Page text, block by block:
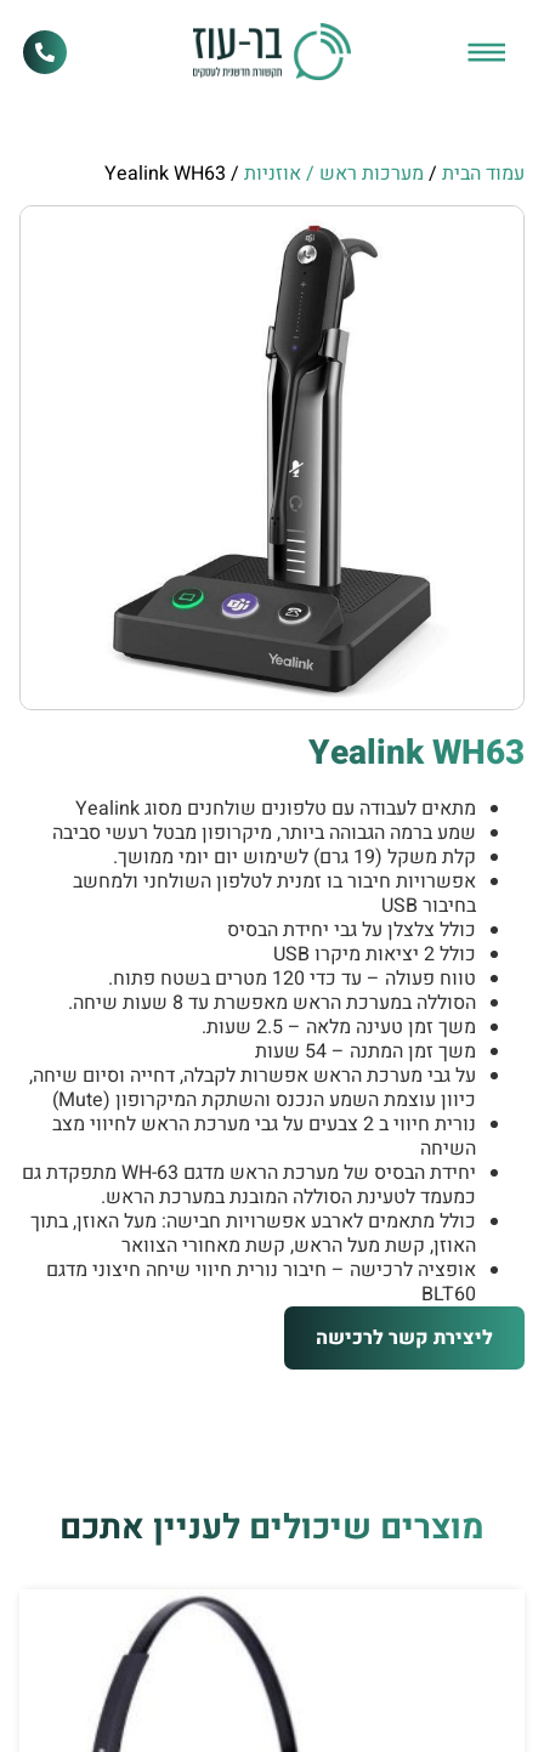
עמוד הבית / מערכות ראש / אוזניות / Yealink WH63
Yealink WH63
מתאים לעבודה עם טלפונים שולחנים מסוג Yealink
שמע ברמה הגבוהה ביותר, מיקרופון מבטל רעשי סביבה
קלת משקל (19 גרם) לשימוש יום יומי ממושך.
אפשרויות חיבור בו זמנית לטלפון השולחני ולמחשב
בחיבור USB
כולל צלצלן על גבי יחידת הבסיס
כולל 2 יציאות מיקרו USB
טווח פעולה – עד כדי 120 מטרים בשטח פתוח.
הסוללה במערכת הראש מאפשרת עד 8 שעות שיחה.
משך זמן טעינה מלאה – 2.5 שעות.
משך זמן המתנה – 54 שעות
על גבי מערכת הראש אפשרות לקבלה, דחייה וסיום שיחה,
כיוון עוצמת השמע הנכנס והשתקת המיקרופון (Mute)
נורית חיווי ב 2 צבעים על גבי מערכת הראש לחיווי מצב
השיחה
יחידת הבסיס של מערכת הראש מדגם WH-63 מתפקדת גם
כמעמד לטעינת הסוללה המובנת במערכת הראש.
כולל מתאמים לארבע אפשרויות חבישה: מעל האוזן, בתוך
האוזן, קשת מעל הראש, קשת מאחורי הצוואר
אופציה לרכישה – חיבור נורית חיווי שיחה חיצוני מדגם
BLT60
ליצירת קשר לרכישה
מוצרים שיכולים לעניין אתכם